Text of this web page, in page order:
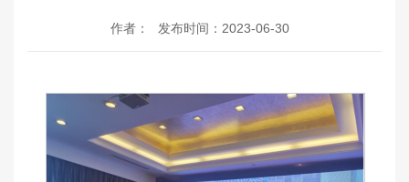
作者： 发布时间：2023-06-30